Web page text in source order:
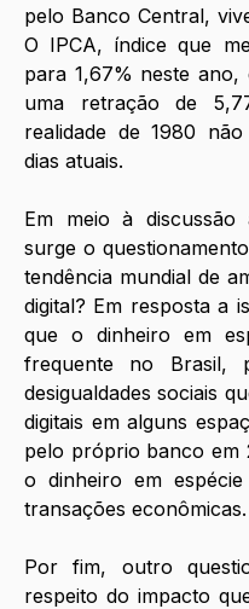
pelo Banco Central,
O IPCA, índice que
para 1,67% neste
uma retração de
realidade de 1980
dias atuais.
Em meio à
surge o
tendência mundial de
digital? Em resposta a
que o dinheiro em
frequente no Brasil,
desigualdades sociais
digitais em alguns
pelo próprio banco em
o dinheiro em
transações econômicas.
Por fim, outro
respeito do impacto